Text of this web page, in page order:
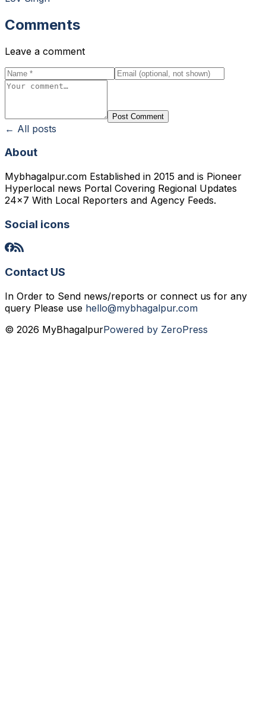
Comments
Leave a comment
Post Comment
← All posts
About
Mybhagalpur.com Established in 2015 and is Pioneer
Hyperlocal news Portal Covering Regional Updates
24x7 With Local Reporters and Agency Feeds.
Social icons
Contact US
In Order to Send news/reports or connect us for any
query Please use hello@mybhagalpur.com
© 2026 MyBhagalpurPowered by ZeroPress